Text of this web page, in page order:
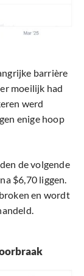
barrière
moeilijk had
werd
enige hoop
de volgende
$6,70 liggen.
en wordt